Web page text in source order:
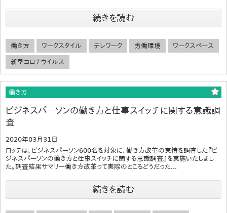
続きを読む
働き方 ワークスタイル テレワーク 労働環境 ワークスペース
新型コロナウイルス
働き方
ビジネスパーソンの働き方と仕事スイッチに関する意識調
査
2020年03月31日
ロッテは、ビジネスパーソン600名を対象に、働き方改革の実情を調査した『ビ
ジネスパーソンの働き方と仕事スイッチに関する意識調査』を実施いたしまし
た。調査結果サマリー働き方改革って実際のところどうだった...
続きを読む